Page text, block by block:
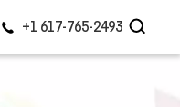
+1 617-765-2493